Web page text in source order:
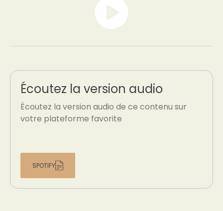
Écoutez la version audio
Écoutez la version audio de ce contenu sur
votre plateforme favorite
SPOTIFY